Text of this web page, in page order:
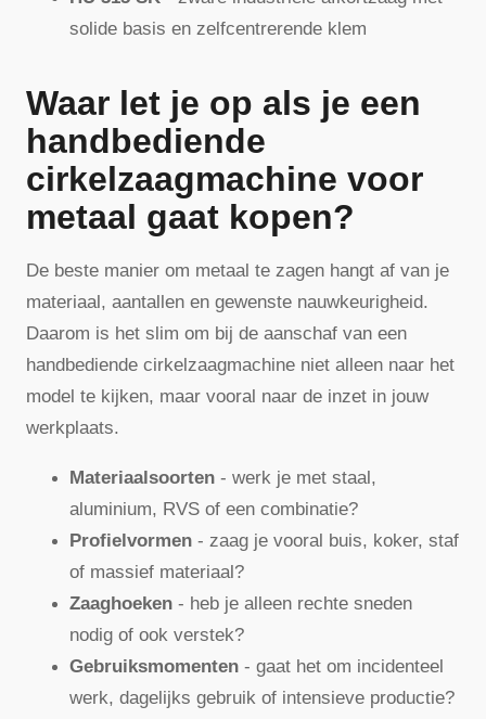
solide basis en zelfcentrerende klem
Waar let je op als je een
handbediende
cirkelzaagmachine voor
metaal gaat kopen?
De beste manier om metaal te zagen hangt af van je
materiaal, aantallen en gewenste nauwkeurigheid.
Daarom is het slim om bij de aanschaf van een
handbediende cirkelzaagmachine niet alleen naar het
model te kijken, maar vooral naar de inzet in jouw
werkplaats.
Materiaalsoorten - werk je met staal,
aluminium, RVS of een combinatie?
Profielvormen - zaag je vooral buis, koker, staf
of massief materiaal?
Zaaghoeken - heb je alleen rechte sneden
nodig of ook verstek?
Gebruiksmomenten - gaat het om incidenteel
werk, dagelijks gebruik of intensieve productie?